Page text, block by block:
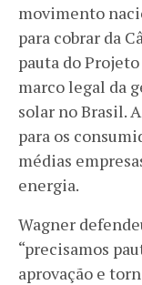
movimento
para cobrar da
pauta do
marco legal da
solar no Brasil.
para os
médias
energia.
Wagner
“precisamos
aprovação e